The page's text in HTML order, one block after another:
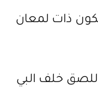
ذات لمعان
خلف البي